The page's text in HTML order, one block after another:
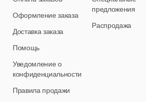
Оформление заказа
Доставка заказа
Помощь
Уведомление о
конфиденциальности
Правила продажи
предложения
Распродажа